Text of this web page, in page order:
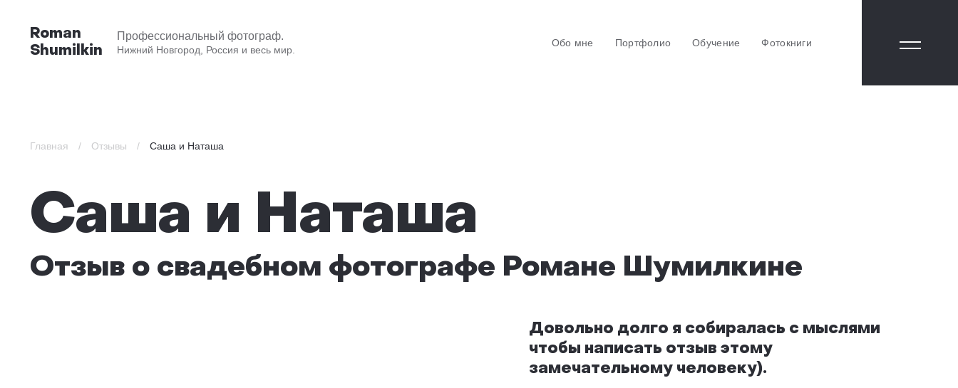
Roman
Shumilkin
Профессиональный фотограф.
Нижний Новгород, Россия и весь мир.
Обо мне Портфолио Обучение Фотокниги
Главная / Отзывы / Саша и Наташа
Саша и Наташа
Отзыв о свадебном фотографе Романе Шумилкине
Довольно долго я собиралась с мыслями
чтобы написать отзыв этому
замечательному человеку).